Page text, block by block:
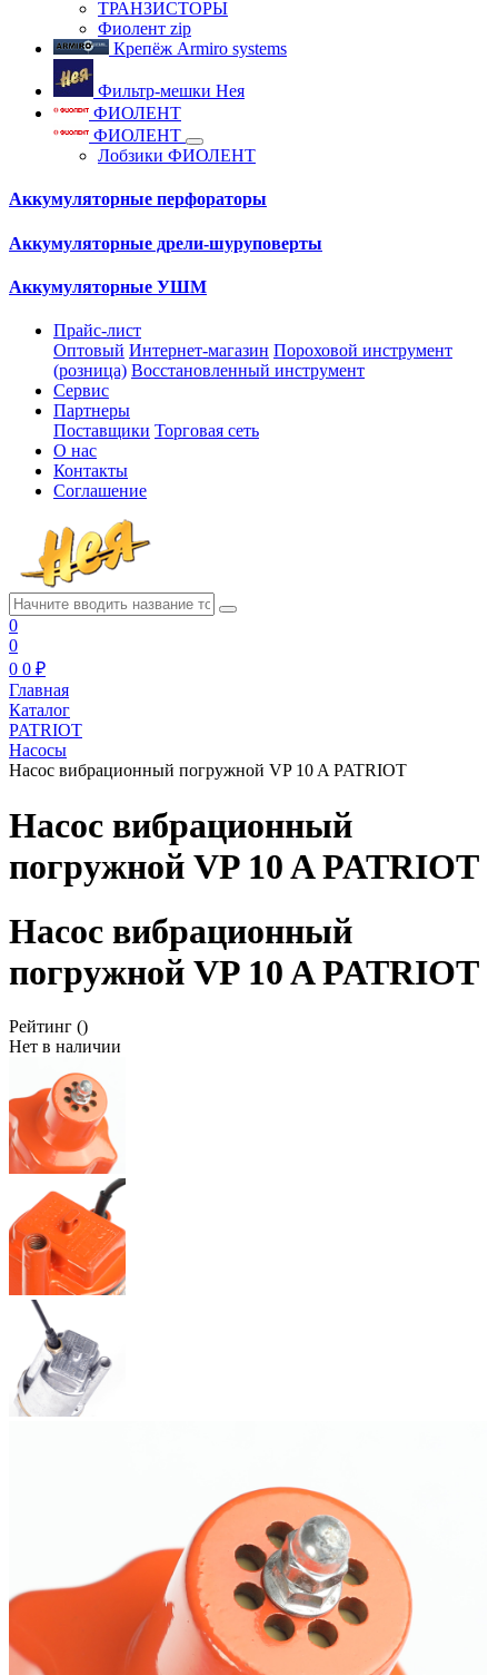
ТРАНЗИСТОРЫ
Фиолент zip
Крепёж Armiro systems
Фильтр-мешки Нея
ФИОЛЕНТ
ФИОЛЕНТ
Лобзики ФИОЛЕНТ
Аккумуляторные перфораторы
Аккумуляторные дрели-шуруповерты
Аккумуляторные УШМ
Прайс-лист
Оптовый Интернет-магазин Пороховой инструмент
(розница) Восстановленный инструмент
Сервис
Партнеры
Поставщики Торговая сеть
О нас
Контакты
Соглашение
0
0
0 0 ₽
Главная
Каталог
PATRIOT
Насосы
Насос вибрационный погружной VP 10 A PATRIOT
Насос вибрационный
погружной VP 10 A PATRIOT
Насос вибрационный
погружной VP 10 A PATRIOT
Рейтинг ()
Нет в наличии